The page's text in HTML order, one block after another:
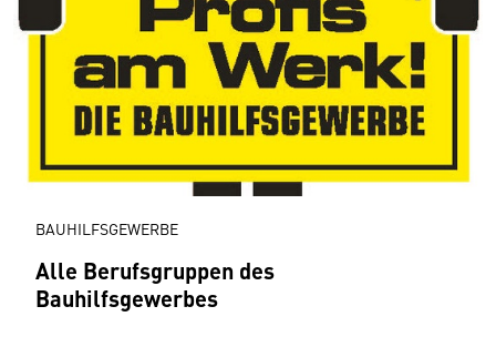
BAUHILFSGEWERBE
Alle Berufsgruppen des
Bauhilfsgewerbes